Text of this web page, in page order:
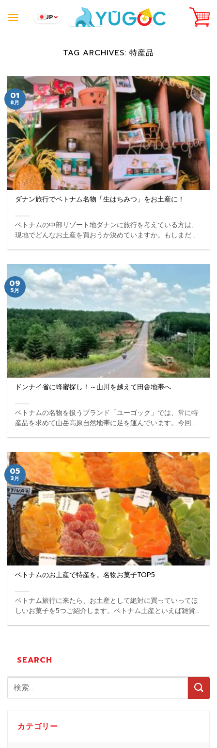
JP
TAG ARCHIVES:特産品
SEARCH
カテゴリー
ダナン旅行でベトナム名物「生はちみつ」をお土産に！
ベトナムの中部リゾート地ダナンに旅行を考えている方は、
現地でどんなお土産を買おうか決めていますか。もしまだ検
01
8月
ドンナイ省に蜂蜜探し！～山川を越えて田舎地帯へ
ベトナムの名物を扱うブランド「ユーゴック」では、常に特
産品を求めて山岳高原自然地帯に足を運んでいます。今回は
09
5月
ベトナムのお土産で特産を。名物お菓子TOP5
ベトナム旅行に来たら、お土産として絶対に買っていってほ
しいお菓子を5つご紹介します。ベトナム土産といえば雑貨
05
3月